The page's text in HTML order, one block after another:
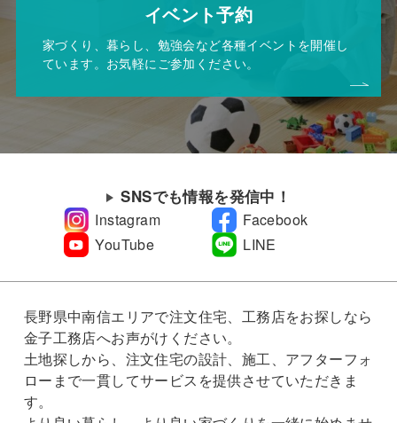
イベント予約
家づくり、暮らし、勉強会など各種イベントを開催し
ています。お気軽にご参加ください。
SNSでも情報を発信中！
Instagram
Facebook
YouTube
LINE
長野県中南信エリアで注文住宅、工務店をお探しなら
金子工務店へお声がけください。
土地探しから、注文住宅の設計、施工、アフターフォ
ローまで一貫してサービスを提供させていただきま
す。